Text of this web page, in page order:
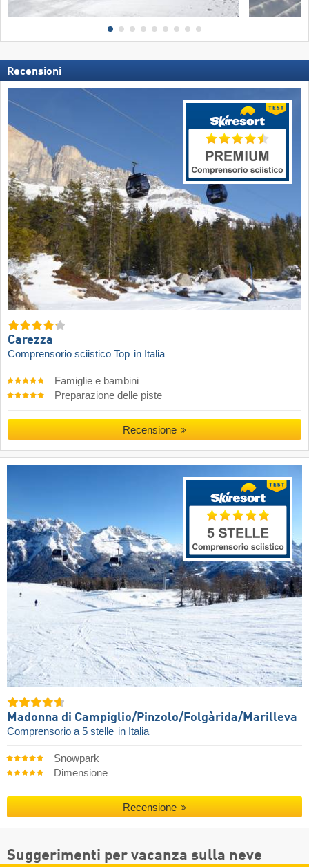
Recensioni
Carezza
Comprensorio sciistico Top in Italia
Famiglie e bambini
Preparazione delle piste
Recensione
Madonna di Campiglio/​Pinzolo/​Folgàrida/​Marilleva
Comprensorio a 5 stelle in Italia
Snowpark
Dimensione
Recensione
Suggerimenti per vacanza sulla neve